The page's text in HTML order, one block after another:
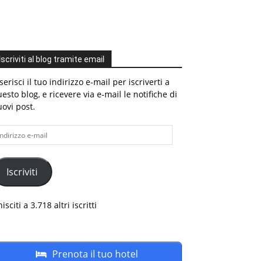
Iscriviti al blog tramite email
il tuo indirizzo e-mail per iscriverti a
blog, e ricevere via e-mail le notifiche di
post.
Iscriviti
a 3.718 altri iscritti
Prenota il tuo hotel